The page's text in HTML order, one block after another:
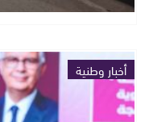
أخبار وطنية